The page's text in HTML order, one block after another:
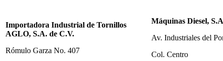
Importadora Industrial de Tornillos
AGLO, S.A. de C.V.
Rómulo Garza No. 407
Máquinas Diesel,
Av. Industriales del
Col. Centro